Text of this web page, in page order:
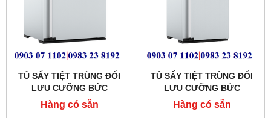
TỦ SẤY TIỆT TRÙNG ĐỐI
LƯU CƯỠNG BỨC
MEMMERT 108 LÍT
MODEL:SF110
Hàng có sẵn
TỦ SẤY TIỆT TRÙNG ĐỐI
LƯU CƯỠNG BỨC
MEMMERT 74 LÍT
MODEL:SF75
Hàng có sẵn